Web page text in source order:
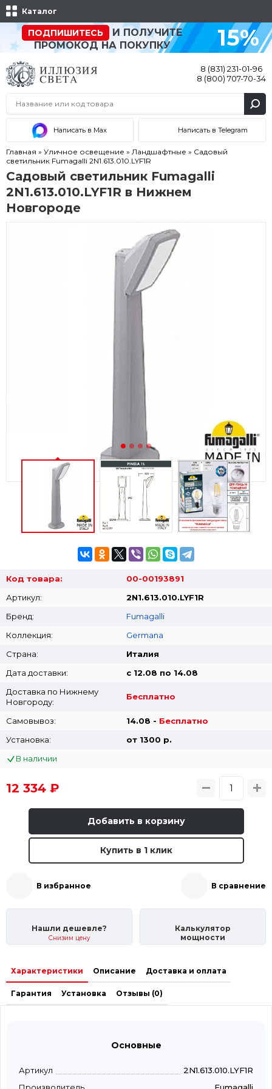
Каталог
ПОДПИШИТЕСЬ
И ПОЛУЧИТЕ
ПРОМОКОД НА ПОКУПКУ
15%
8 (831) 231-01-96
8 (800) 707-70-34
Написать в Max Написать в Telegram
Главная » Уличное освещение » Ландшафтные » Садовый
светильник Fumagalli 2N1.613.010.LYF1R
Садовый светильник Fumagalli
2N1.613.010.LYF1R в Нижнем
Новгороде
Код товара:
00-00193891
Артикул:
2N1.613.010.LYF1R
Бренд:
Fumagalli
Коллекция:
Germana
Страна:
Италия
Дата доставки:
с 12.08 по 14.08
Доставка по Нижнему
Новгороду:
Бесплатно
Самовывоз: 14.08 - Бесплатно
Установка:
от 1300 p.
В наличии
12 334 ₽
Добавить в корзину
Купить в 1 клик
В избранное В сравнение
Нашли дешевле?
Снизим цену
Калькулятор
мощности
Характеристики Описание Доставка и оплата
Гарантия Установка Отзывы (0)
Основные
Артикул
2N1.613.010.LYF1R